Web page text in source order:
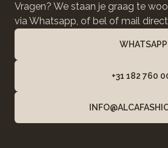
Vragen? We staan je graag te
via Whatsapp, of bel of mail
WHATSAPP
+31 182 760